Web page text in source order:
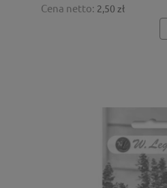
Cena netto: 2,50 zł